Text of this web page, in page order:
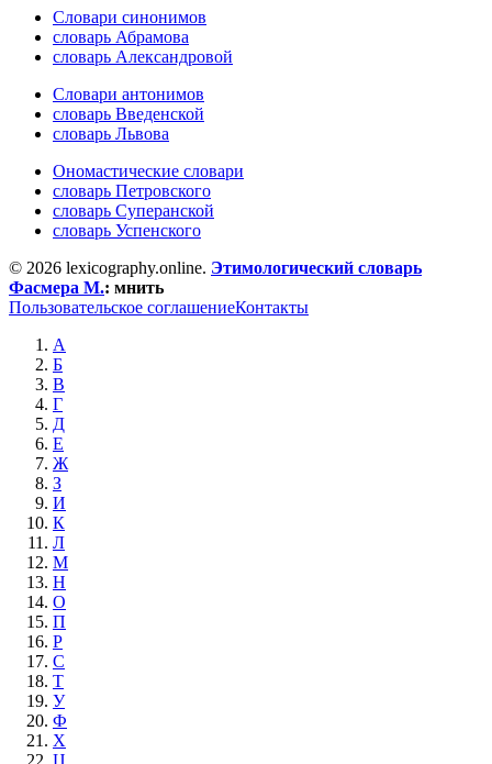
Словари синонимов
словарь Абрамова
словарь Александровой
Словари антонимов
словарь Введенской
словарь Львова
Ономастические словари
словарь Петровского
словарь Суперанской
словарь Успенского
© 2026 lexicography.online. Этимологический словарь
Фасмера М.: мнить
Пользовательское соглашениеКонтакты
А
Б
В
Г
Д
Е
Ж
З
И
К
Л
М
Н
О
П
Р
С
Т
У
Ф
Х